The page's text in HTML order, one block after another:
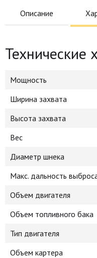
Описание
Технические
Мощность
Ширина захвата
Высота захвата
Вес
Диаметр шнека
Макс. дальность
Объем двигателя
Объем топливного бака
Тип двигателя
Объем картера